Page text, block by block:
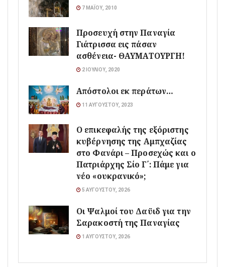
7 ΜΑΪ́ΟΥ, 2010
Προσευχή στην Παναγία
Γιάτρισσα εις πάσαν
ασθένεια- ΘΑΥΜΑΤΟΥΡΓΗ!
2 ΙΟΥΛΊΟΥ, 2020
Απόστολοι εκ περάτων…
11 ΑΥΓΟΎΣΤΟΥ, 2023
Ο επικεφαλής της εξόριστης
κυβέρνησης της Αμπχαζίας
στο Φανάρι – Προσεχώς και ο
Πατριάρχης Σίο Γ΄: Πάμε για
νέο «ουκρανικό»;
5 ΑΥΓΟΎΣΤΟΥ, 2026
Οι Ψαλμοί του Δαϋιδ για την
Σαρακοστή της Παναγίας
1 ΑΥΓΟΎΣΤΟΥ, 2026